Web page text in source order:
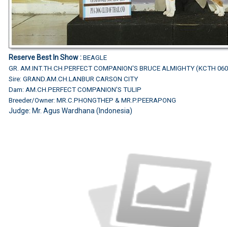
Reserve Best In Show : BEAGLE
GR. AM.INT.TH.CH.PERFECT COMPANION'S BRUCE ALMIGHTY (KCTH
Sire: GRAND.AM.CH.LANBUR CARSON CITY
Dam: AM.CH.PERFECT COMPANION'S TULIP
Breeder/Owner: MR.C.PHONGTHEP & MR.P.PEERAPONG
Judge: Mr. Agus Wardhana (Indonesia)